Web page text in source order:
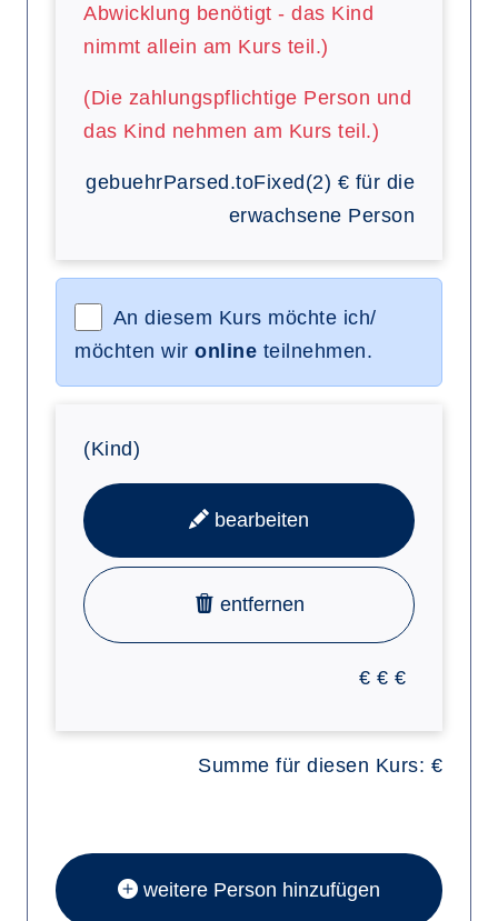
Abwicklung benötigt - das Kind
nimmt allein am Kurs teil.)
(Die zahlungspflichtige Person und
das Kind nehmen am Kurs teil.)
gebuehrParsed.toFixed(2) € für die
erwachsene Person
An diesem Kurs möchte ich/
möchten wir online teilnehmen.
(Kind)
bearbeiten
entfernen
€ € €
Summe für diesen Kurs: €
weitere Person hinzufügen